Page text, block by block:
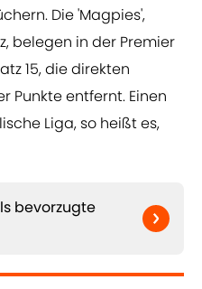
Die 'Magpies',
belegen in der Premier
15, die direkten
Punkte entfernt. Einen
Liga, so heißt es,
bevorzugte